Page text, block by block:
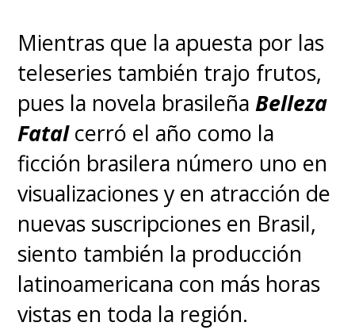
Mientras que la apuesta por las
teleseries también trajo frutos,
pues la novela brasileñaBelleza
Fatal cerró el año como la
ficción brasilera número uno en
visualizaciones y en atracción de
nuevas suscripciones en Brasil,
siento también la producción
latinoamericana con más horas
vistas en toda la región.